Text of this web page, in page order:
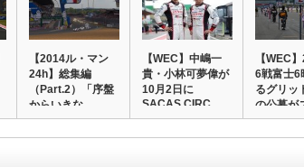
【2014ル・マン
24h】総集編
（Part.2）「序盤
からいきな…
【WEC】中嶋一
貴・小林可夢偉が
10月2日に
SACAS CIRC…
【WEC
6戦富士6
るグリッ
の公募が